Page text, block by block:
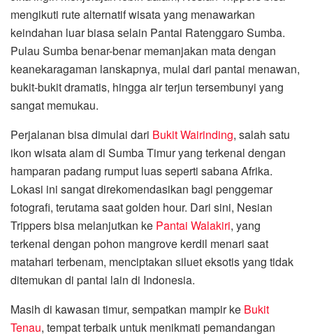
mengikuti rute alternatif wisata yang menawarkan
keindahan luar biasa selain Pantai Ratenggaro Sumba.
Pulau Sumba benar-benar memanjakan mata dengan
keanekaragaman lanskapnya, mulai dari pantai menawan,
bukit-bukit dramatis, hingga air terjun tersembunyi yang
sangat memukau.
Perjalanan bisa dimulai dari Bukit Wairinding, salah satu
ikon wisata alam di Sumba Timur yang terkenal dengan
hamparan padang rumput luas seperti sabana Afrika.
Lokasi ini sangat direkomendasikan bagi penggemar
fotografi, terutama saat golden hour. Dari sini, Nesian
Trippers bisa melanjutkan ke Pantai Walakiri, yang
terkenal dengan pohon mangrove kerdil menari saat
matahari terbenam, menciptakan siluet eksotis yang tidak
ditemukan di pantai lain di Indonesia.
Masih di kawasan timur, sempatkan mampir ke Bukit
Tenau, tempat terbaik untuk menikmati pemandangan